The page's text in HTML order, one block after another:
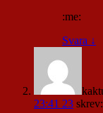
:me:
Svara ↓
23:41 23 skrev: